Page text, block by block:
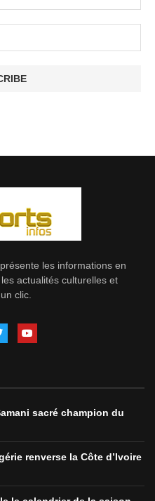
les informations en
actualités culturelles et
clic.
sacré champion du
renverse la Côte d’Ivoire